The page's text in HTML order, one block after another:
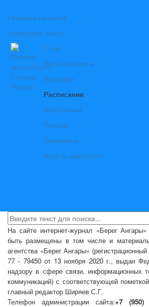
Реклама на сайте
Аудитория сайта
О нас
Наши контакты
Вакансии
Расписание
Электрички
Поезда
Самолеты
Купить авиабилет
На сайте интернет-журнал «Берег Ангары»
быть размещены в том числе и
агентства «Берег Ангары»
77 - 79450 от 13 ноября 2020 г., выдан
надзору в сфере связи, информационных
коммуникаций) с соответствующей
главный редактор Ширяев С.Г.
Телефон администрации сайта:+7